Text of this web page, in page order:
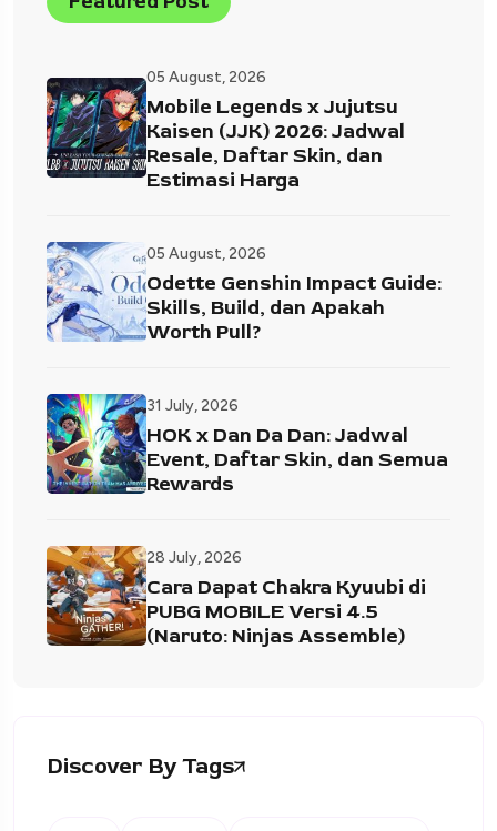
05 August, 2026
Mobile Legends x Jujutsu
Kaisen (JJK) 2026: Jadwal
Resale, Daftar Skin, dan
Estimasi Harga
05 August, 2026
Odette Genshin Impact Guide:
Skills, Build, dan Apakah
Worth Pull?
31 July, 2026
HOK x Dan Da Dan: Jadwal
Event, Daftar Skin, dan Semua
Rewards
28 July, 2026
Cara Dapat Chakra Kyuubi di
PUBG MOBILE Versi 4.5
(Naruto: Ninjas Assemble)
Discover By Tags